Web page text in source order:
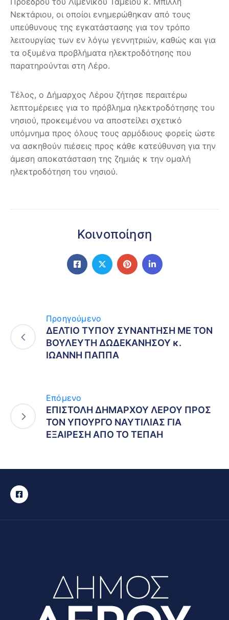
Νεκτάριου, οι οποίοι ενημερώθηκαν από τους
υπεύθυνους της εγκατάστασης για τον τρόπο
λειτουργίας των εν λόγω γεννητριών, καθώς και για
τα οξυμένα προβλήματα ηλεκτροδότησης που
παρατηρούνται στη Λέρο.
Τέλος, ο Δήμαρχος Λέρου ζήτησε περαιτέρω
λεπτομέρειες για το πρόβλημα ηλεκτροδότησης του
νησιού, προκειμένου να αποστείλει σχετικό
υπόμνημα προς όλους τους αρμόδιους φορείς ώστε
να ασκηθούν πιέσεις προς κάθε κατεύθυνση για την
άμεση αποκατάσταση της ζημιάς κ την ομαλή
ηλεκτροδότηση του νησιού.
Κοινοποίηση
Προηγούμενο
ΔΕΛΤΙΟ ΤΥΠΟΥ ΣΥΝΑΝΤΗΣΗ ΜΕ ΤΟΝ
ΒΟΥΛΕΥΤΗ ΔΩΔΕΚΑΝΗΣΟΥ κ.
ΙΩΑΝΝΗ ΠΑΠΠΑ
Επόμενο
ΕΠΙΣΤΟΛΗ ΔΗΜΑΡΧΟΥ ΛΕΡΟΥ ΠΡΟΣ
ΤΟΝ ΥΠΟΥΡΓΟ ΝΑΥΤΙΛΙΑΣ ΓΙΑ
ΕΞΑΙΡΕΣΗ ΑΠΟ ΤΟ ΤΕΠΑΗ